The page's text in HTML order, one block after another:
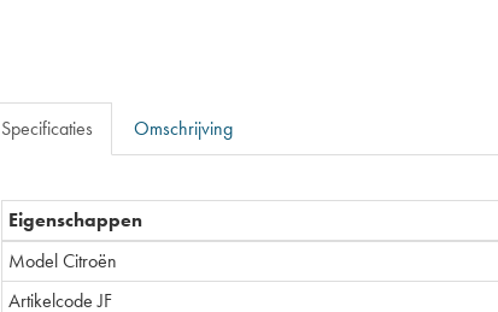
Specificaties Omschrijving
Eigenschappen
Model Citroën
Artikelcode JF